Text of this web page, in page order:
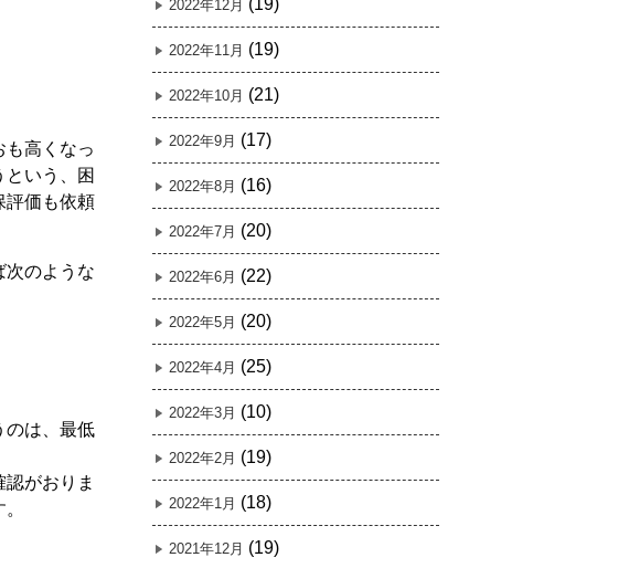
も高くなっ
いう、困
評価も依頼
次のような
のは、最低
がおりま
2022年12月 (19)
2022年11月 (19)
2022年10月 (21)
2022年9月 (17)
2022年8月 (16)
2022年7月 (20)
2022年6月 (22)
2022年5月 (20)
2022年4月 (25)
2022年3月 (10)
2022年2月 (19)
2022年1月 (18)
2021年12月 (19)